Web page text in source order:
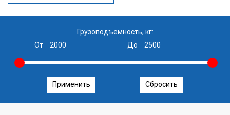
Грузоподъемность, кг:
От
До
Применить Сбросить